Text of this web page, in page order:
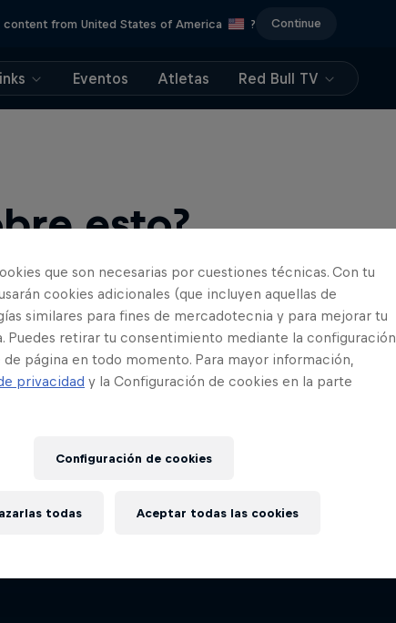
content from United States of America ? Continue
Eventos Atletas Red Bull TV
esto?
solo lugar!
que son necesarias por cuestiones técnicas. Con tu
cookies adicionales (que incluyen aquellas de
similares para fines de mercadotecnia y para mejorar tu
Puedes retirar tu consentimiento mediante la configuración
página en todo momento. Para mayor información,
privacidad y la Configuración de cookies en la parte
Configuración de cookies
todas Aceptar todas las cookies